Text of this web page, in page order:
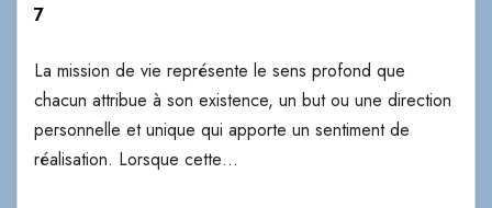
7
La mission de vie représente le sens profond que
chacun attribue à son existence, un but ou une direction
personnelle et unique qui apporte un sentiment de
réalisation. Lorsque cette…